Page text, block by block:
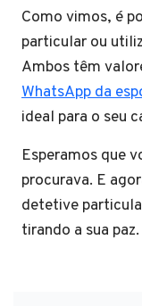
Como vimos, é
particular ou
Ambos têm
WhatsApp da
ideal para o seu
Esperamos que
procurava. E
detetive
tirando a sua